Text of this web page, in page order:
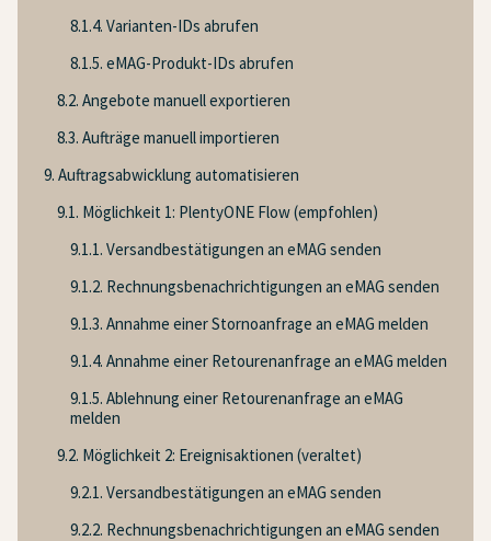
8.1.4. Varianten-IDs abrufen
8.1.5. eMAG-Produkt-IDs abrufen
8.2. Angebote manuell exportieren
8.3. Aufträge manuell importieren
9. Auftragsabwicklung automatisieren
9.1. Möglichkeit 1: PlentyONE Flow (empfohlen)
9.1.1. Versandbestätigungen an eMAG senden
9.1.2. Rechnungsbenachrichtigungen an eMAG senden
9.1.3. Annahme einer Stornoanfrage an eMAG melden
9.1.4. Annahme einer Retourenanfrage an eMAG melden
9.1.5. Ablehnung einer Retourenanfrage an eMAG
melden
9.2. Möglichkeit 2: Ereignisaktionen (veraltet)
9.2.1. Versandbestätigungen an eMAG senden
9.2.2. Rechnungsbenachrichtigungen an eMAG senden